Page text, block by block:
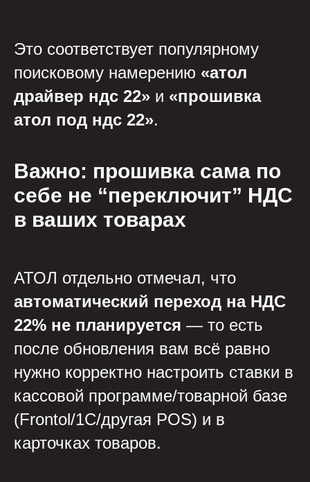
Это соответствует популярному
поисковому намерению «атол
драйвер ндс 22» и «прошивка
атол под ндс 22».
Важно: прошивка сама по
себе не “переключит” НДС
в ваших товарах
АТОЛ отдельно отмечал, что
автоматический переход на НДС
22% не планируется — то есть
после обновления вам всё равно
нужно корректно настроить ставки в
кассовой программе/товарной базе
(Frontol/1С/другая POS) и в
карточках товаров.